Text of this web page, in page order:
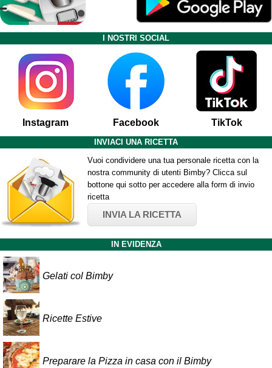
I NOSTRI SOCIAL
Instagram Facebook TikTok
INVIACI UNA RICETTA
Vuoi condividere una tua personale ricetta con la
nostra community di utenti Bimby? Clicca sul
bottone qui sotto per accedere alla form di invio
ricetta
INVIA LA RICETTA
IN EVIDENZA
Gelati col Bimby
Ricette Estive
Preparare la Pizza in casa con il Bimby